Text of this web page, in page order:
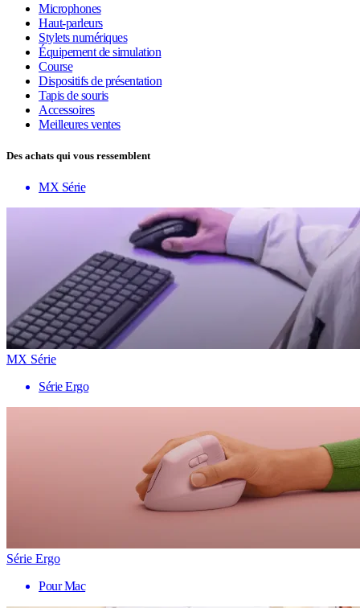
Microphones
Haut-parleurs
Stylets numériques
Équipement de simulation
Course
Dispositifs de présentation
Tapis de souris
Accessoires
Meilleures ventes
Des achats qui vous ressemblent
MX Série
MX Série
Série Ergo
Série Ergo
Pour Mac